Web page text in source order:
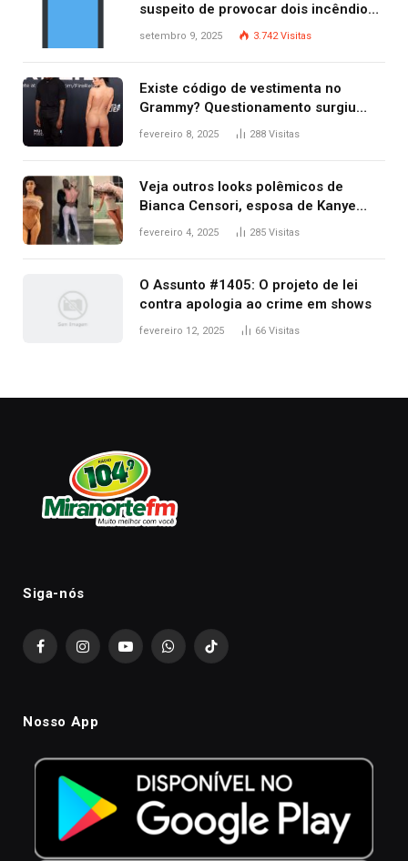
suspeito de provocar dois incêndios
criminosos no mesmo dia
setembro 9, 2025 3.742Visitas
Existe código de vestimenta no
Grammy? Questionamento surgiu
após Bianca Censori, mulher de
fevereiro 8, 2025 288 Visitas
Veja outros looks polêmicos de
Bianca Censori, esposa de Kanye
West que apareceu nua no Grammy
fevereiro 4, 2025 285 Visitas
O Assunto #1405: O projeto de lei
contra apologia ao crime em shows
fevereiro 12, 2025 66 Visitas
Siga-nós
FacebookInstagramYouTubeWhatsAppTikTok
Nosso App